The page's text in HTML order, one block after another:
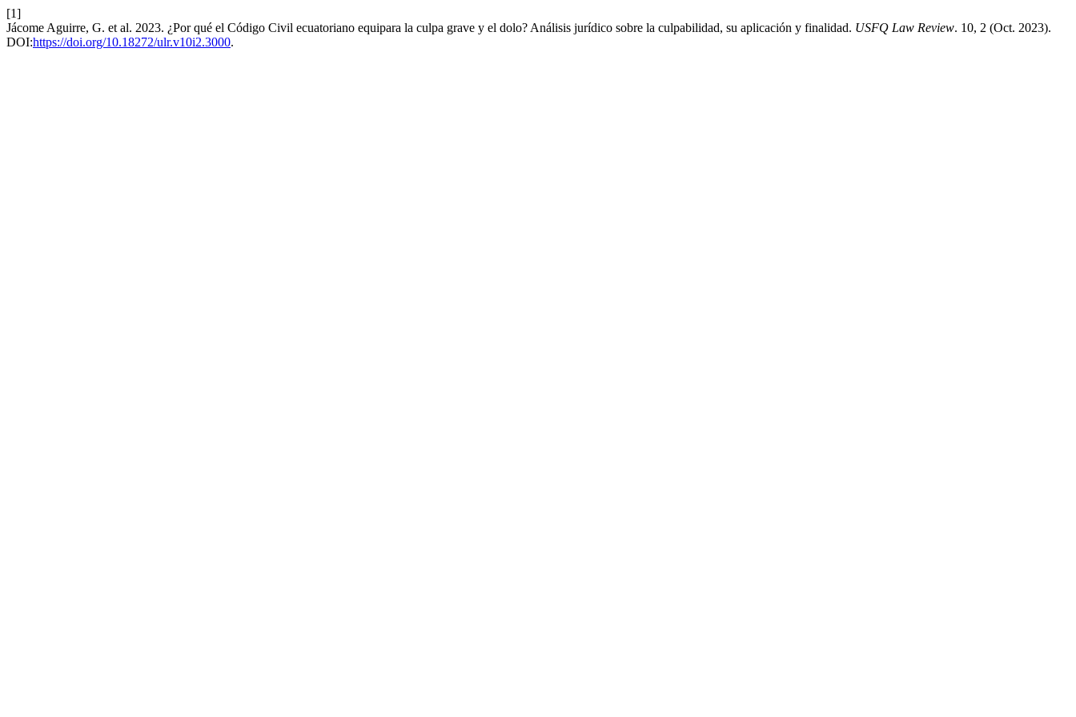
[1]
Jácome Aguirre, G. et al. 2023. ¿Por qué el Código Civil ecuatoriano equipara la culpa grave y el dolo? Análisis jurídico sobre la culpabilidad, su aplicación y finalidad. USFQ Law Review. 10, 2 (Oct. 2023).
DOI:https://doi.org/10.18272/ulr.v10i2.3000.